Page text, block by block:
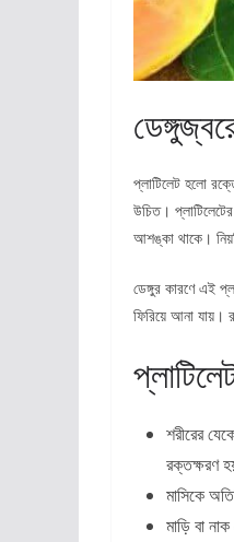
প্লাটিলেট হলো
উচিত।
আশঙ্কা থাকে।
ডেঙ্গুর কারণে এই
ফিরিয়ে আনা যায়।
শরীরের
রক্তক্ষরণ
মাসিকে
মাড়ি বা